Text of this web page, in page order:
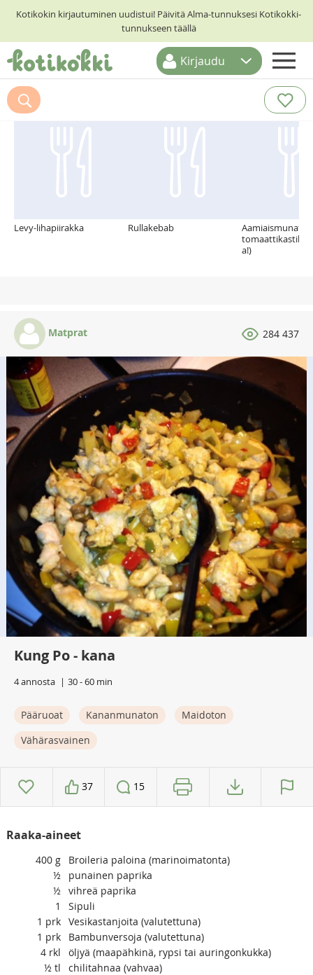
Kotikokin kirjautuminen uudistui! Päivitä Alma-tunnuksesi Kotikokki-
tunnukseen täällä
ETUSIVU
RESEPTIHAKU
Kirjaudu
Suosittelemme myös
Levy-lihapiirakka Rullakebab
Aamiaismunat
a!)
Matprat 284 437
Kung Po - kana
4 annosta 30 - 60 min
Pääruoat Kananmunaton
Maidoton
Vähärasvainen
37 15
Raaka-aineet
400 g
Broileria paloina (marinoimatonta)
½
punainen paprika
½ vihreä paprika
1
Sipuli
1 prk Vesikastanjoita (valutettuna)
1 prk
Bambunversoja (valutettuna)
4 rkl
öljyä (maapähkinä, rypsi tai auringonkukka)
½ tl
chilitahnaa (vahvaa)